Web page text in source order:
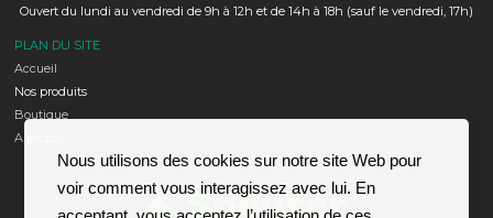
Ouvert du lundi au vendredi de 9h à 12h et de 14h à 18h (sauf le vendredi, 17h)
PLAN DU SITE
Accueil
Nos produits
Boutique
A propos
Nous utilisons des cookies sur notre site Web pour
voir comment vous interagissez avec lui. En